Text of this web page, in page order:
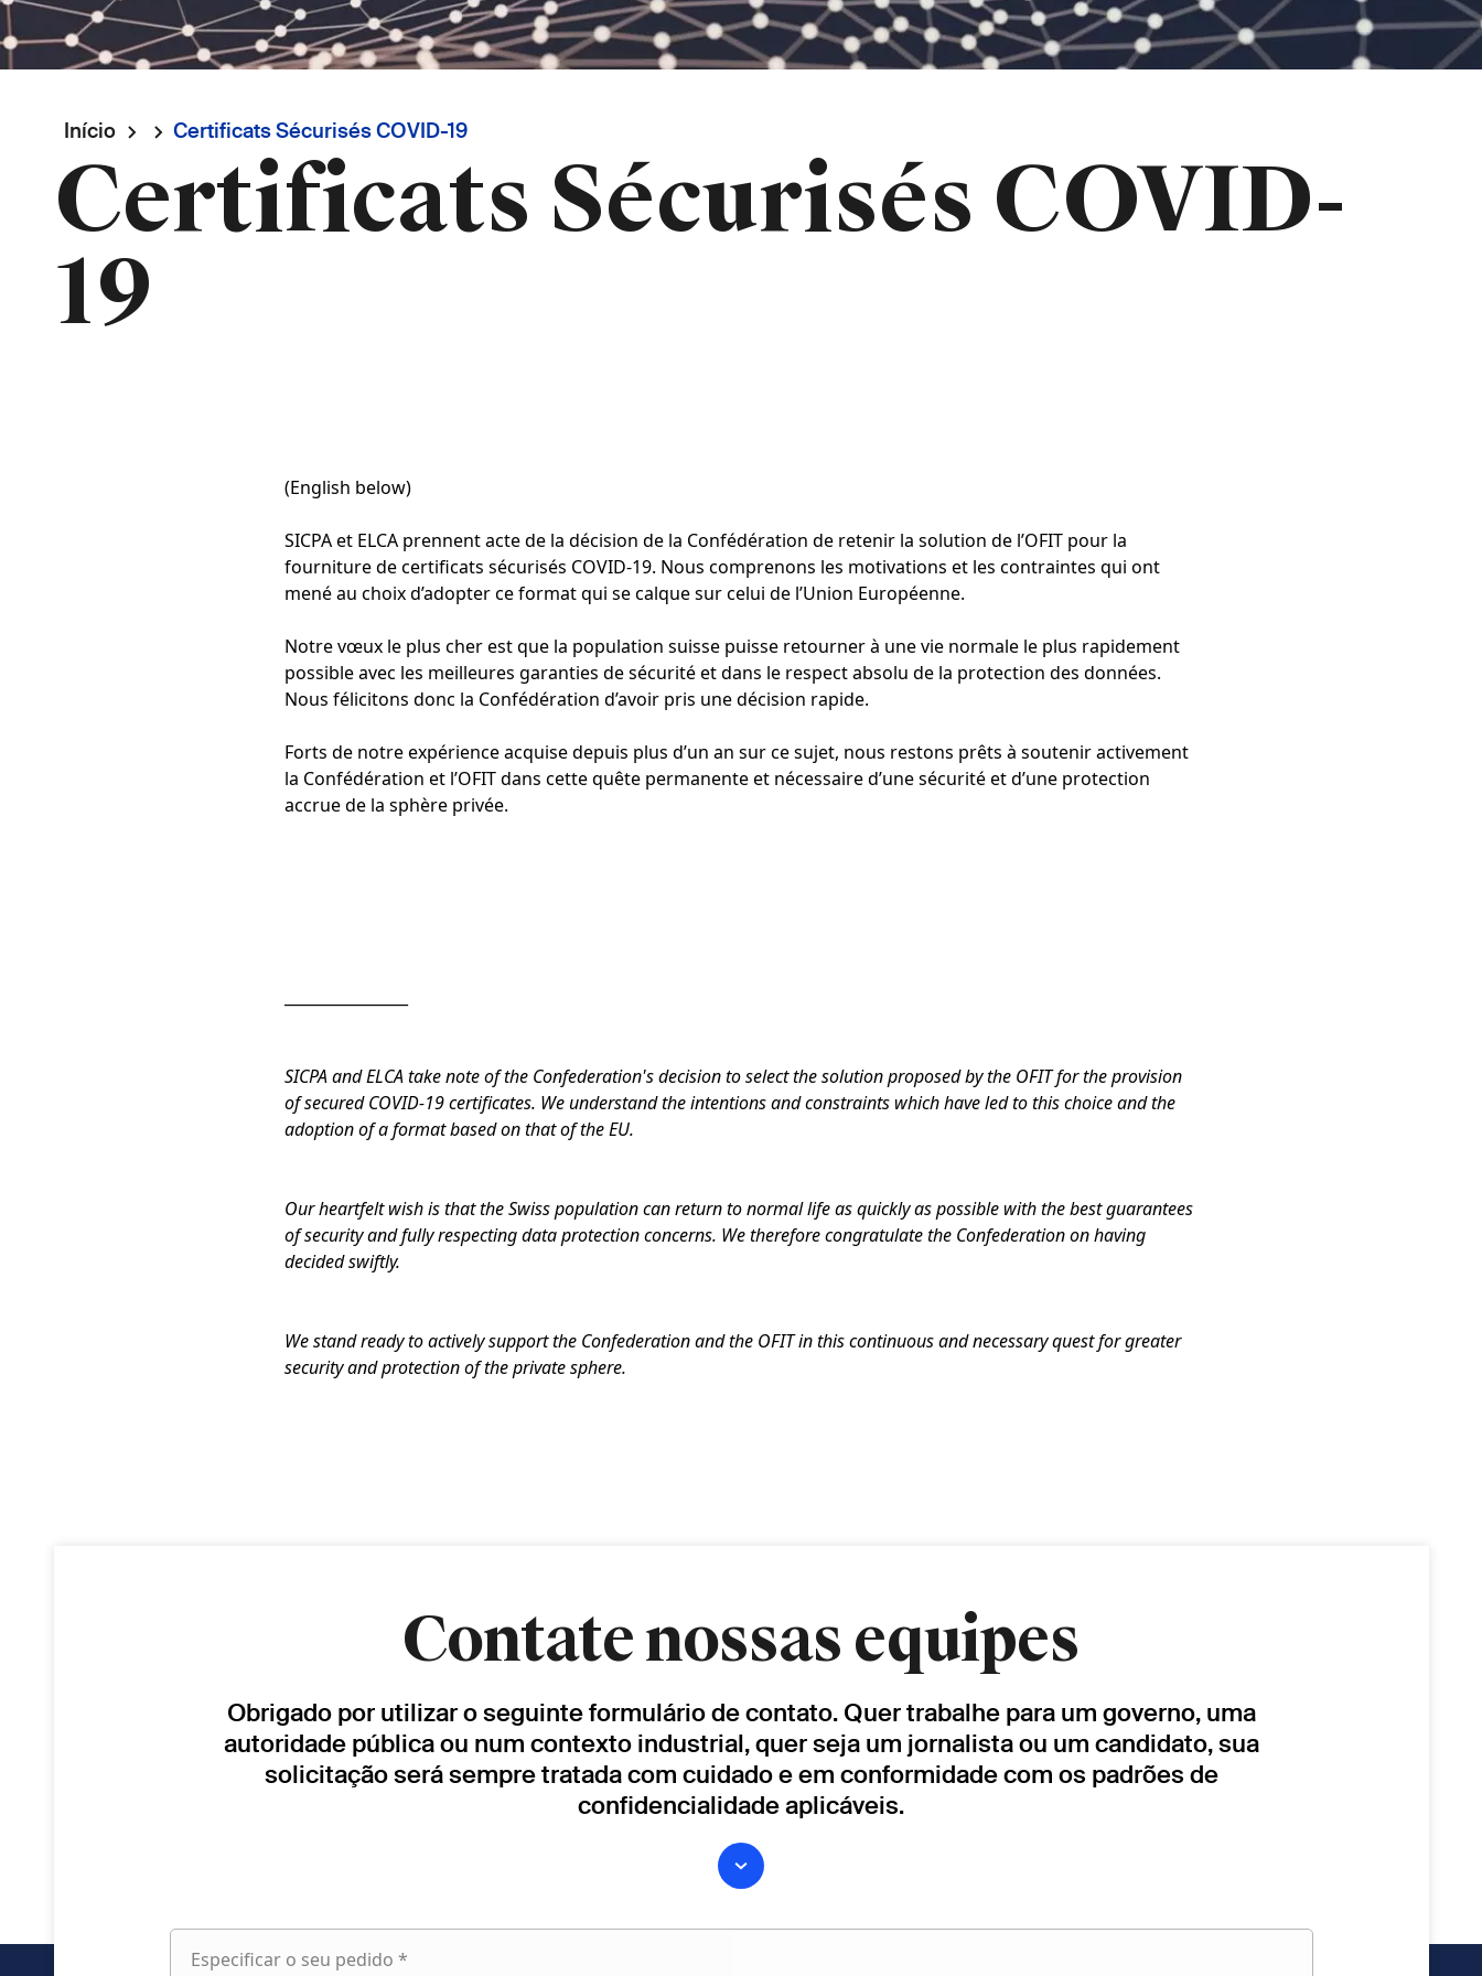
Navegação
estrutural
Início Certificats Sécurisés COVID-19
Certificats Sécurisés COVID-
19
(English below)
SICPA et ELCA prennent acte de la décision de la Confédération de retenir la solution de l’OFIT pour la
fourniture de certificats sécurisés COVID-19. Nous comprenons les motivations et les contraintes qui ont
mené au choix d’adopter ce format qui se calque sur celui de l’Union Européenne.
Notre vœux le plus cher est que la population suisse puisse retourner à une vie normale le plus rapidement
possible avec les meilleures garanties de sécurité et dans le respect absolu de la protection des données.
Nous félicitons donc la Confédération d’avoir pris une décision rapide.
Forts de notre expérience acquise depuis plus d’un an sur ce sujet, nous restons prêts à soutenir activement
la Confédération et l’OFIT dans cette quête permanente et nécessaire d’une sécurité et d’une protection
accrue de la sphère privée.
SICPA and ELCA take note of the Confederation's decision to select the solution proposed by the OFIT for the provision
of secured COVID-19 certificates. We understand the intentions and constraints which have led to this choice and the
adoption of a format based on that of the EU.
Our heartfelt wish is that the Swiss population can return to normal life as quickly as possible with the best guarantees
of security and fully respecting data protection concerns. We therefore congratulate the Confederation on having
decided swiftly.
We stand ready to actively support the Confederation and the OFIT in this continuous and necessary quest for greater
security and protection of the private sphere.
Contate nossas equipes
Obrigado por utilizar o seguinte formulário de contato. Quer trabalhe para um governo, uma
autoridade pública ou num contexto industrial, quer seja um jornalista ou um candidato, sua
solicitação será sempre tratada com cuidado e em conformidade com os padrões de
confidencialidade aplicáveis.
Especificar o seu pedido *
Especificar